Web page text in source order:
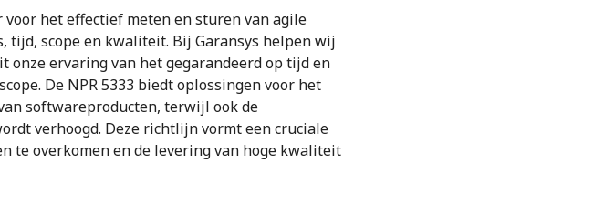
het effectief meten en sturen van agile
scope en kwaliteit. Bij Garansys helpen wij
ervaring van het gegarandeerd op tijd en
De NPR 5333 biedt oplossingen voor het
softwareproducten, terwijl ook de
verhoogd. Deze richtlijn vormt een cruciale
te overkomen en de levering van hoge kwaliteit